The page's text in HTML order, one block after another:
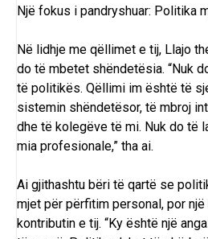
Një fokus i pandryshuar: Politika
Në lidhje me qëllimet e tij, Llajo
do të mbetet shëndetësia. “Nuk
të politikës. Qëllimi im është të
sistemin shëndetësor, të mbroj
dhe të kolegëve të mi. Nuk do të
mia profesionale,” tha ai.
Ai gjithashtu bëri të qartë se
mjet për përfitim personal, por
kontributin e tij. “Ky është një